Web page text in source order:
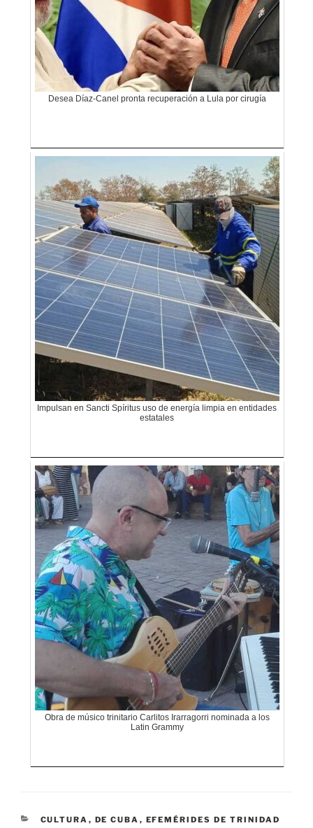
Desea Díaz-Canel pronta recuperación a Lula por cirugía
Impulsan en Sancti Spíritus uso de energía limpia en entidades
estatales
Obra de músico trinitario Carlitos Irarragorri nominada a los
Latin Grammy
CATEGORÍAS
CULTURA , DE CUBA , EFEMÉRIDES DE TRINIDAD